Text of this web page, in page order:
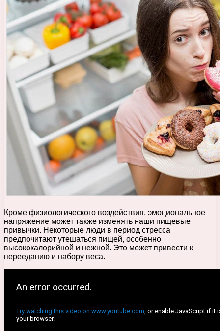
Кроме физиологического воздействия, эмоциональное
напряжение может также изменять наши пищевые
привычки. Некоторые люди в период стресса
предпочитают утешаться пищей, особенно
высококалорийной и нежной. Это может привести к
перееданию и набору веса.